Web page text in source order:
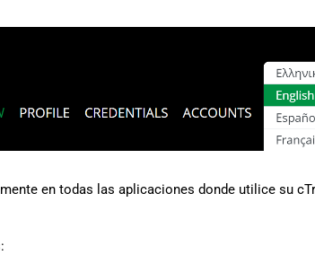
한
中文
日本
en todas las aplicaciones donde utilice su